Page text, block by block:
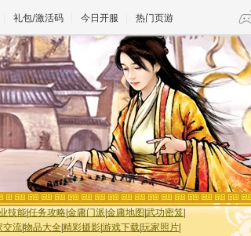
礼包/激活码 今日开服 热门页游
魔兽
天堂 剑网3旗舰版
王权与自由 诛仙世界
技能|任务攻略|金庸门派|金庸地图|武功密笈|
交流物品大全 精彩摄影游戏下载玩家照片